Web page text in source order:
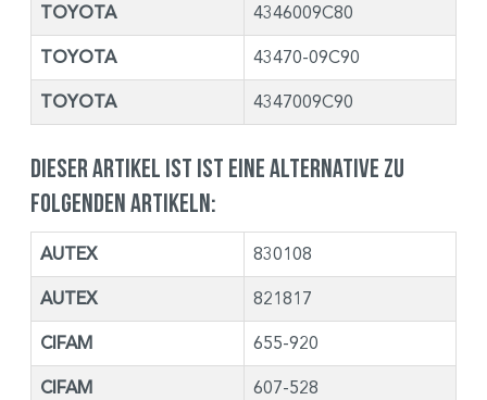
TOYOTA 4346009C80
TOYOTA 43470-09C90
TOYOTA 4347009C90
Dieser Artikel ist ist eine Alternative zu
folgenden Artikeln:
AUTEX 830108
AUTEX 821817
CIFAM 655-920
CIFAM 607-528